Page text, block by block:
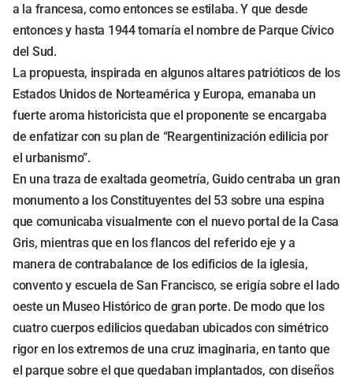
a la francesa, como entonces se estilaba. Y que desde
entonces y hasta 1944 tomaría el nombre de Parque Cívico
del Sud.
La propuesta, inspirada en algunos altares patrióticos de los
Estados Unidos de Norteamérica y Europa, emanaba un
fuerte aroma historicista que el proponente se encargaba
de enfatizar con su plan de “Reargentinización edilicia por
el urbanismo”.
En una traza de exaltada geometría, Guido centraba un gran
monumento a los Constituyentes del 53 sobre una espina
que comunicaba visualmente con el nuevo portal de la Casa
Gris, mientras que en los flancos del referido eje y a
manera de contrabalance de los edificios de la iglesia,
convento y escuela de San Francisco, se erigía sobre el lado
oeste un Museo Histórico de gran porte. De modo que los
cuatro cuerpos edilicios quedaban ubicados con simétrico
rigor en los extremos de una cruz imaginaria, en tanto que
el parque sobre el que quedaban implantados, con diseños